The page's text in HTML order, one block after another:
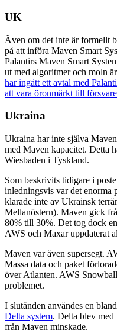
UK
Även om det inte är formellt
på att införa Maven Smart
Palantirs Maven Smart
ut med algoritmer och moln
har ingått ett avtal med
att vara öronmärkt till
Ukraina
Ukraina har inte själva
med Maven kapacitet. Detta
Wiesbaden i Tyskland.
Som beskrivits tidigare i
inledningsvis var det
klarade inte av Ukrainsk
Mellanöstern). Maven gick
80% till 30%. Det tog dock
AWS och Maxar uppdaterat
Maven var även supersegt.
Massa data och paket
över Atlanten. AWS
problemet.
I slutänden användes en
Delta system. Delta blev med
från Maven minskade.